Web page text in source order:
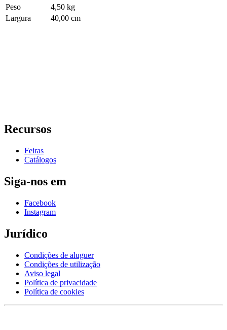
Peso
4,50 kg
Largura
40,00 cm
Recursos
Feiras
Catálogos
Siga-nos em
Facebook
Instagram
Jurídico
Condições de aluguer
Condições de utilização
Aviso legal
Política de privacidade
Política de cookies